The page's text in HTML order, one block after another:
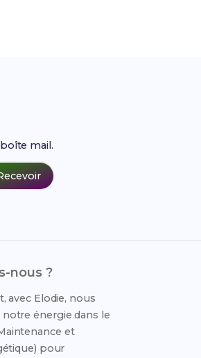
mail.
nous ?
avec Elodie, nous
énergie dans le
et
pour